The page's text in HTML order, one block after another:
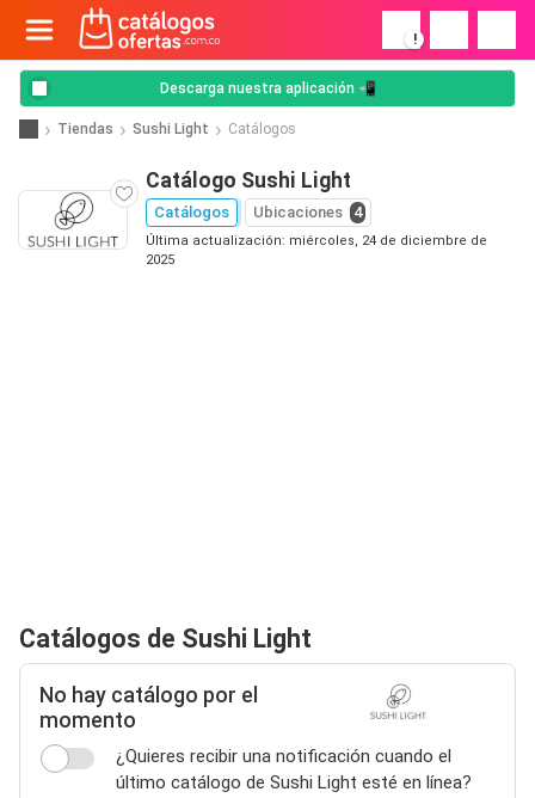
!
Descarga nuestra aplicación 📲
Tiendas Sushi Light Catálogos
Catálogo Sushi Light
Catálogos Ubicaciones 4
Última actualización: miércoles, 24 de diciembre de
2025
Catálogos de Sushi Light
No hay catálogo por el
momento
¿Quieres recibir una notificación cuando el
último catálogo de Sushi Light esté en línea?